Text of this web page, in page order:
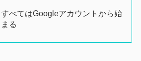
すべてはGoogleアカウントから始
まる